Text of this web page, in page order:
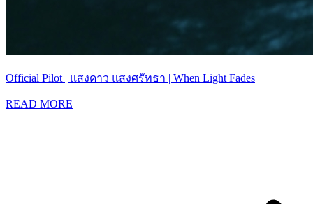
Official Pilot | แสงดาว แสงศรัทธา | When Light Fades
READ MORE